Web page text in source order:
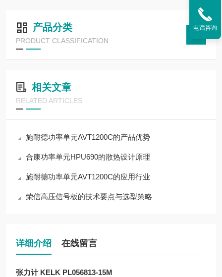
产品分类
PRODUCT CLASSIFICATION
相关文章
RELATED ARTICLES
施耐德功率单元AVT1200C的产品优势
合康功率单元HPU690的散热设计原理
施耐德功率单元AVT1200C的应用行业
荣信高压信号板的技术要点与选型策略
详细介绍 在线留言
张力计 KELK PL056813-15M
电话咨询